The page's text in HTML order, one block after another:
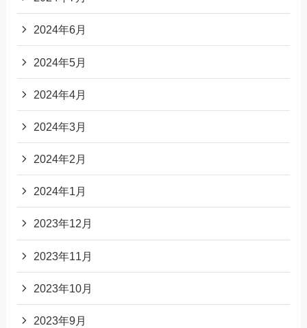
2024年6月
2024年5月
2024年4月
2024年3月
2024年2月
2024年1月
2023年12月
2023年11月
2023年10月
2023年9月